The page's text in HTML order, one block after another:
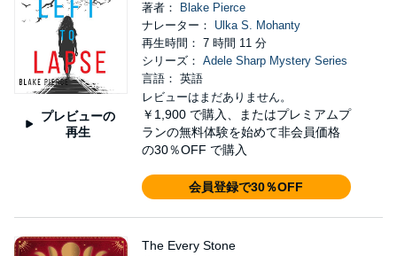
プレビューの
再生
著者：
Blake Pierce
ナレーター： Ulka S. Mohanty
再生時間： 7 時間 11 分
シリーズ： Adele Sharp Mystery Series
言語： 英語
レビューはまだありません。
￥1,900 で購入、またはプレミアムプ
ランの無料体験を始めて非会員価格
の30％OFF で購入
会員登録で30％OFF
The Every Stone